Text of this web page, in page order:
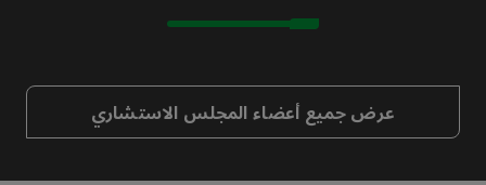
عرض جميع أعضاء المجلس الاستشاري